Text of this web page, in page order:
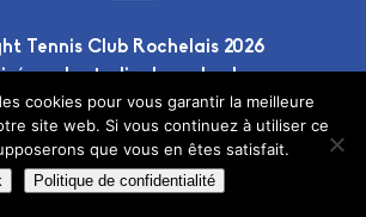
Tennis Club Rochelais 2026
par lestudio deuxplusdeux
cookies pour vous garantir la meilleure
site web. Si vous continuez à utiliser ce
que vous en êtes satisfait.
Politique de confidentialité